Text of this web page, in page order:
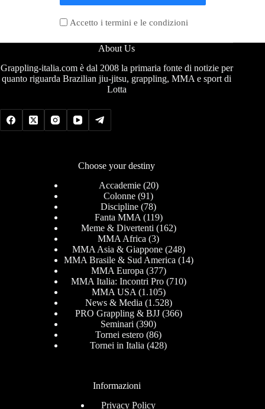
Accetto i termini e le condizioni
About Us
Grappling-italia.com è dal 2008 la primaria fonte di notizie per
quanto riguarda Brazilian jiu-jitsu, grappling, MMA e sport di
Lotta
Choose your destiny
Accademie(20)
Colonne (91)
Discipline (78)
Fanta MMA (119)
Meme & Divertenti (162)
MMA Africa (3)
MMA Asia & Giappone(248)
MMA Brasile & Sud America (14)
MMA Europa (377)
MMA Italia: Incontri Pro(710)
MMA USA (1.105)
News & Media (1.528)
PRO Grappling & BJJ(366)
Seminari (390)
Tornei estero (86)
Tornei in Italia (428)
Informazioni
Privacy Policy